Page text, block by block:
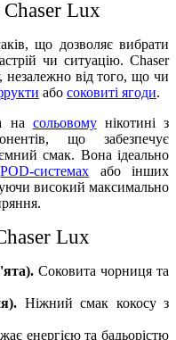
Chaser Lux
що дозволяє вибрати
чи ситуацію. Chaser
незалежно від того, що чи
або соковиті ягоди.
на сольовомунікотині з
що забезпечує
смак. Вона ідеально
POD-системах або інших
високий максимально
Lux
Соковита чорниця та
Ніжний смак кокосу з
енергією та бадьорістю